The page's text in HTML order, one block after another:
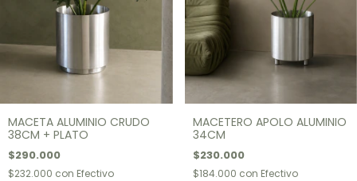
MACETA ALUMINIO CRUDO
38CM + PLATO
$290.000
$232.000 con Efectivo
MACETERO APOLO ALUMINIO
34CM
$230.000
$184.000 con Efectivo